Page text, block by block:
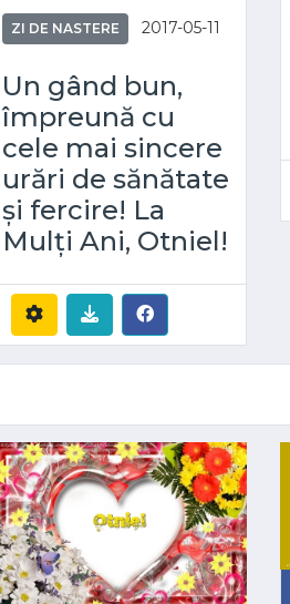
ZI DE NASTERE 2017-05-11
Un gând bun,
împreună cu
cele mai sincere
urări de sănătate
și fercire! La
Mulți Ani, Otniel!